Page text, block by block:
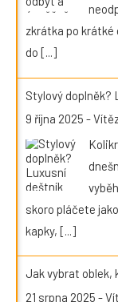
zkrátka po
do [...]
Stylový doplněk?
9 října 2025 -
skoro pláčete
kapky, [...]
Jak vybrat oblek,
21 srpna 2025 -